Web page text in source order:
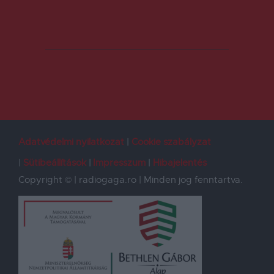
Adatvédelmi nyilatkozat
Cookie szabályzat
Sütibeállítások
Impresszum
Hibajelentés
Copyright © | radiogaga.ro | Minden jog fenntartva.